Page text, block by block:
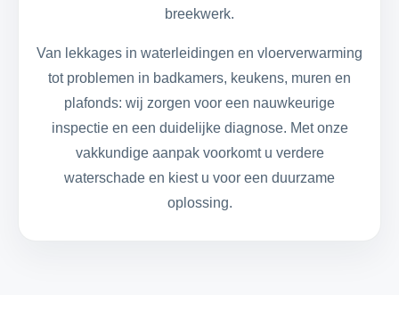
breekwerk.
Van lekkages in waterleidingen en vloerverwarming
tot problemen in badkamers, keukens, muren en
plafonds: wij zorgen voor een nauwkeurige
inspectie en een duidelijke diagnose. Met onze
vakkundige aanpak voorkomt u verdere
waterschade en kiest u voor een duurzame
oplossing.